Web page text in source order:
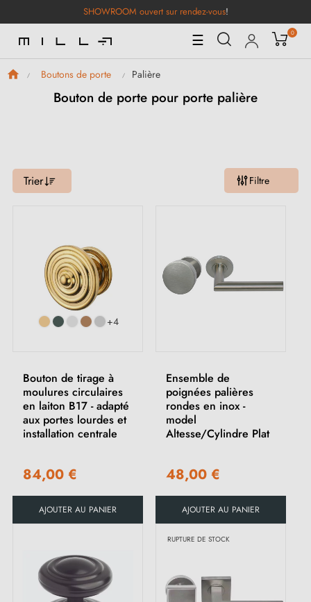
SHOWROOM ouvert sur rendez-vous!
Basculer
la
☰ 0
Boutons de porte Palière
Bouton de porte pour porte palière
Trier Filtre
+4
Bouton de tirage à
moulures circulaires
en laiton B17 - adapté
aux portes lourdes et
installation centrale
84,00 €
AJOUTER AU PANIER
Ensemble de
poignées palières
rondes en inox -
model
Altesse/Cylindre Plat
48,00 €
AJOUTER AU PANIER
RUPTURE DE STOCK